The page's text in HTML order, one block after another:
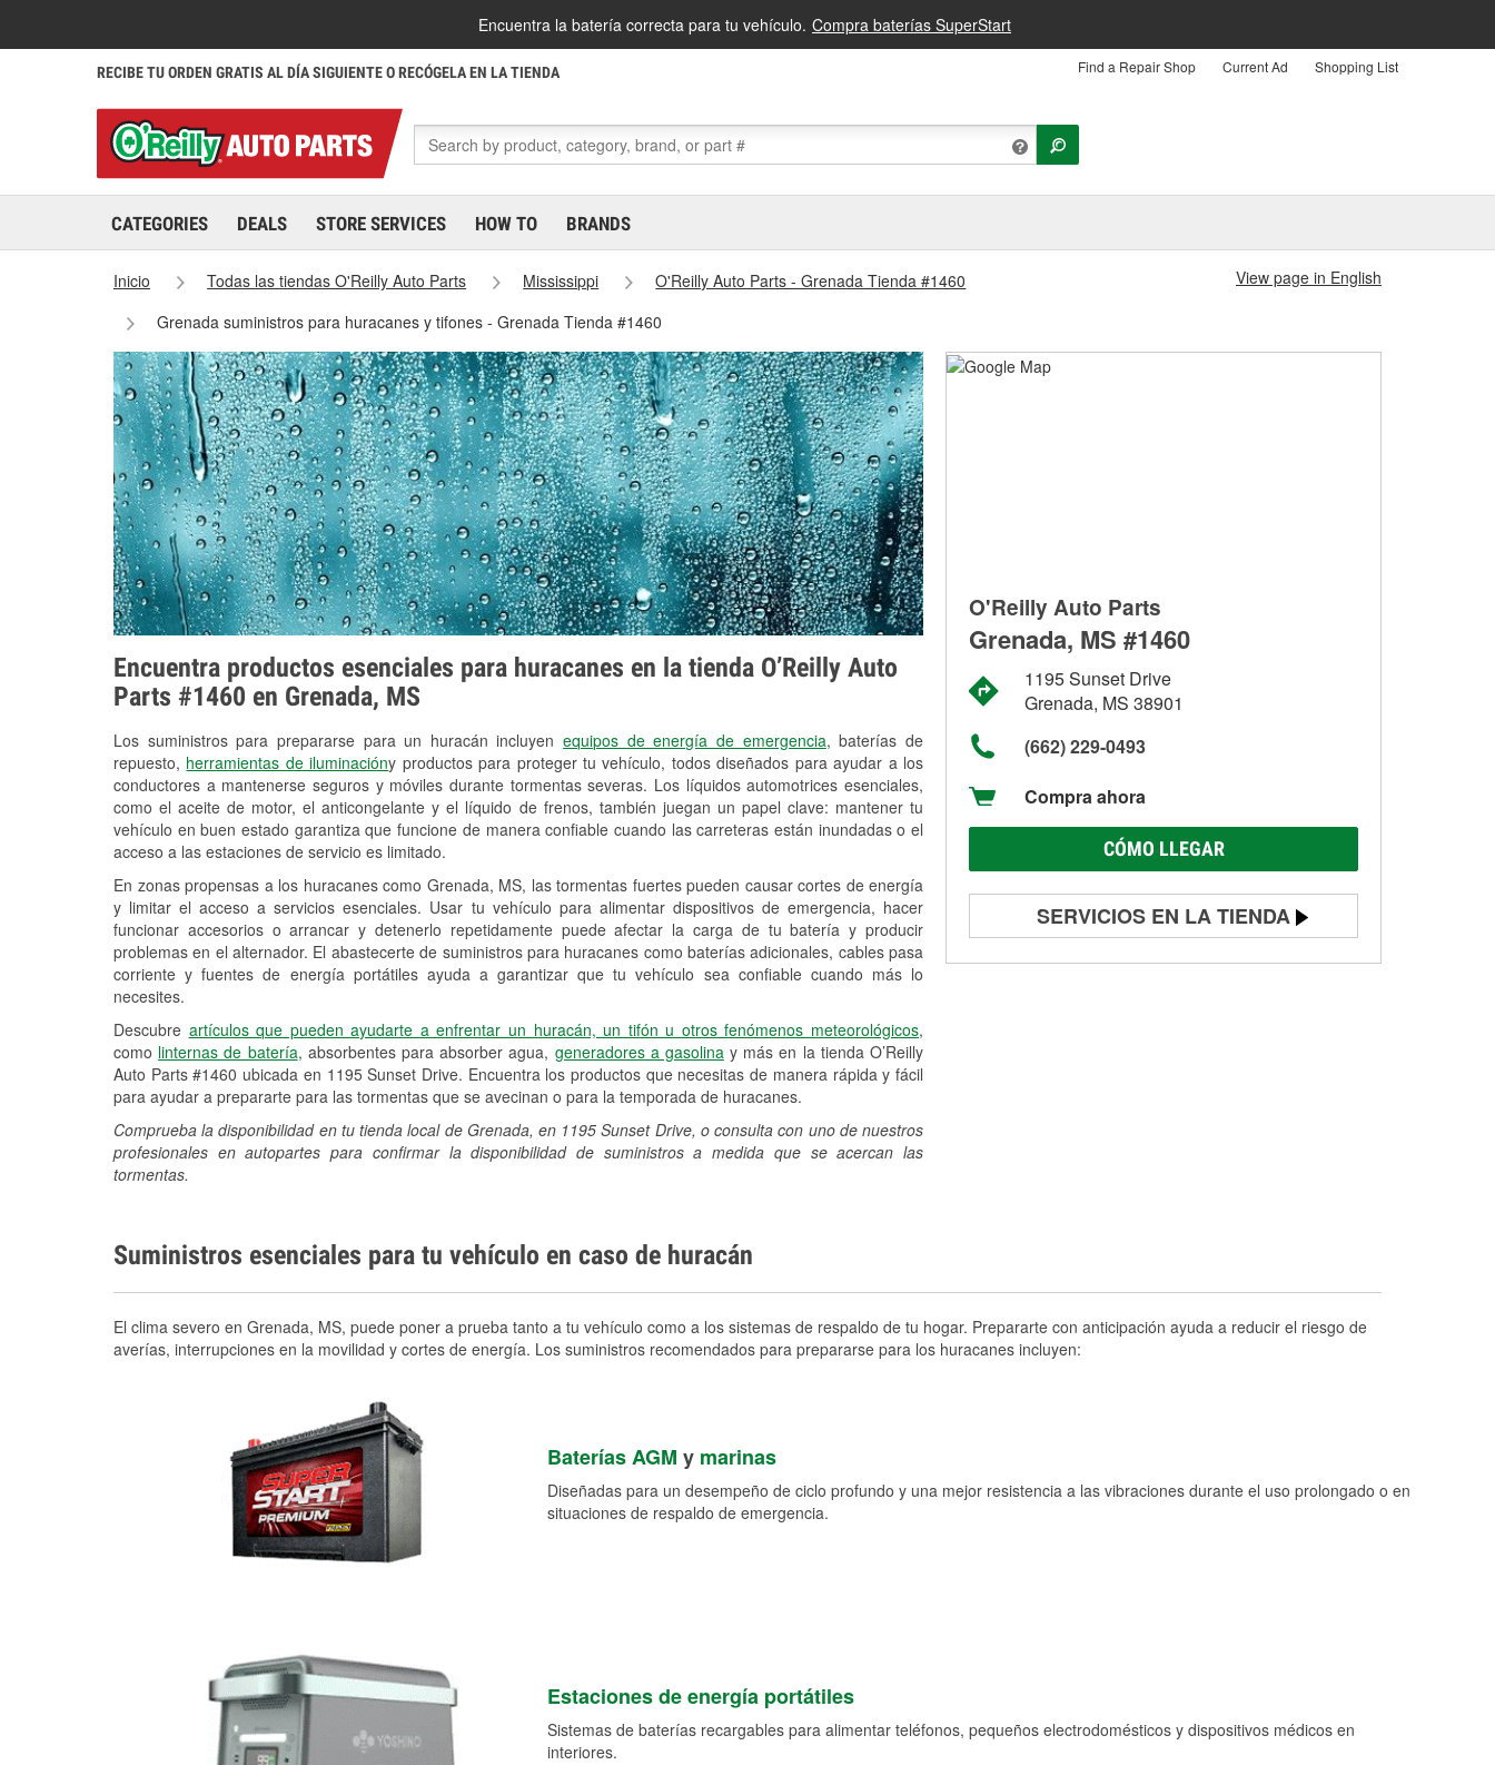
Encuentra la batería correcta para tu vehículo. Compra baterías SuperStart
RECIBE TU ORDEN GRATIS AL DÍA SIGUIENTE O RECÓGELA EN LA TIENDA Find a Repair Shop Current Ad Shopping List
CATEGORIES DEALS STORE SERVICES HOW TO BRANDS
Inicio Todas las tiendas O'Reilly Auto Parts Mississippi
O'Reilly Auto Parts - Grenada Tienda #1460
Grenada suministros para huracanes y tifones - Grenada Tienda #1460
View page in English
Encuentra productos esenciales para huracanes en la tienda O’Reilly Auto
Parts #1460 en Grenada, MS
Los suministros para prepararse para un huracán incluyenequipos de energía de emergencia, baterías de
repuesto, herramientas de iluminacióny productos para proteger tu vehículo, todos diseñados para ayudar a los
conductores a mantenerse seguros y móviles durante tormentas severas. Los líquidos automotrices esenciales,
como el aceite de motor, el anticongelante y el líquido de frenos, también juegan un papel clave: mantener tu
vehículo en buen estado garantiza que funcione de manera confiable cuando las carreteras están inundadas o el
acceso a las estaciones de servicio es limitado.
En zonas propensas a los huracanes como Grenada, MS, las tormentas fuertes pueden causar cortes de energía
y limitar el acceso a servicios esenciales. Usar tu vehículo para alimentar dispositivos de emergencia, hacer
funcionar accesorios o arrancar y detenerlo repetidamente puede afectar la carga de tu batería y producir
problemas en el alternador. El abastecerte de suministros para huracanes como baterías adicionales, cables pasa
corriente y fuentes de energía portátiles ayuda a garantizar que tu vehículo sea confiable cuando más lo
necesites.
Descubre artículos que pueden ayudarte a enfrentar un huracán, un tifón u otros fenómenos meteorológicos,
como linternas de batería, absorbentes para absorber agua, generadores a gasolinay más en la tienda O’Reilly
Auto Parts #1460 ubicada en 1195 Sunset Drive. Encuentra los productos que necesitas de manera rápida y fácil
para ayudar a prepararte para las tormentas que se avecinan o para la temporada de huracanes.
Comprueba la disponibilidad en tu tienda local de Grenada, en 1195 Sunset Drive, o consulta con uno de nuestros
profesionales en autopartes para confirmar la disponibilidad de suministros a medida que se acercan las
tormentas.
O'Reilly Auto Parts
Grenada, MS #1460
1195 Sunset Drive
Grenada, MS 38901
(662) 229-0493
Compra ahora
CÓMO LLEGAR
SERVICIOS EN LA TIENDA
Prueba de batería
Conoce más
Suministros esenciales para tu vehículo en caso de huracán
El clima severo en Grenada, MS, puede poner a prueba tanto a tu vehículo como a los sistemas de respaldo de tu hogar. Prepararte con anticipación ayuda a reducir el riesgo de
averías, interrupciones en la movilidad y cortes de energía. Los suministros recomendados para prepararse para los huracanes incluyen:
Baterías AGM y marinas
Diseñadas para un desempeño de ciclo profundo y una mejor resistencia a las vibraciones durante el uso prolongado o en
situaciones de respaldo de emergencia.
Estaciones de energía portátiles
Sistemas de baterías recargables para alimentar teléfonos, pequeños electrodomésticos y dispositivos médicos en
interiores.